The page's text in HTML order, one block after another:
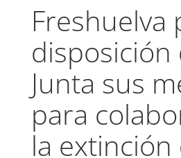
Freshuelva
disposición
Junta sus
para
la extinción